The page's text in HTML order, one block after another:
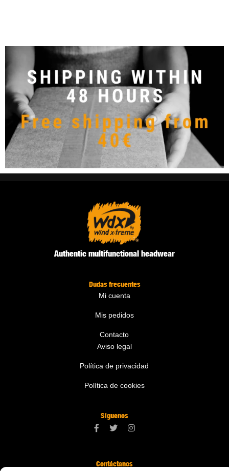
Authentic multifunctional headwear
Dudas frecuentes
Mi cuenta
Mis pedidos
Contacto
Aviso legal
Política de privacidad
Política de cookies
Síguenos
Contáctanos